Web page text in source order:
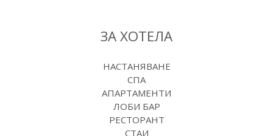
ЗА ХОТЕЛА
НАСТАНЯВАНЕ
СПА
АПАРТАМЕНТИ
ЛОБИ БАР
РЕСТОРАНТ
СТАИ